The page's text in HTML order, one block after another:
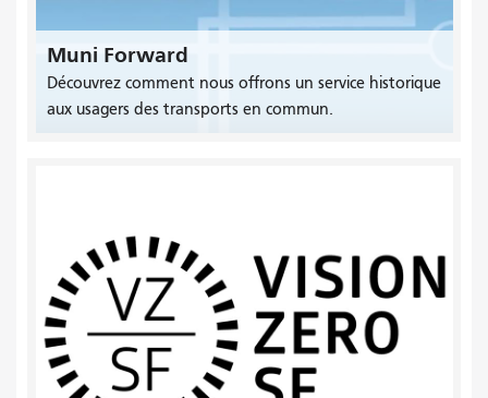
Muni Forward
Découvrez comment nous offrons un service historique
aux usagers des transports en commun.